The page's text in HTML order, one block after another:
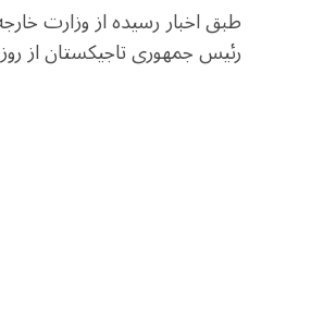
طبق اخبار رسیده از وزارت
رئیس جمهوری تاجیکستان از روزهای 11 تا 14 ماه مه از چین دیدار